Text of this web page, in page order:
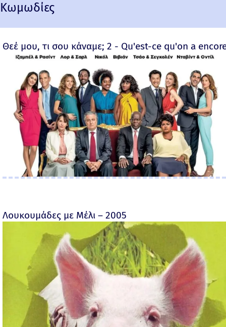
Κωμωδίες
Θεέ μου, τι σου κάναμε; 2 - Qu'est-ce qu'on a
Λουκουμάδες με Μέλι – 2005